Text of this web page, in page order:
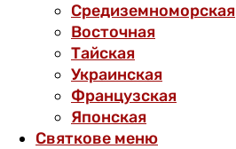
Средиземноморская
Восточная
Тайская
Украинская
Французская
Японская
Святкове меню